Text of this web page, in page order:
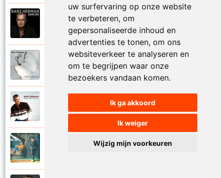
uw surfervaring op onze website
te verbeteren, om
gepersonaliseerde inhoud en
advertenties te tonen, om ons
websiteverkeer te analyseren en
om te begrijpen waar onze
bezoekers vandaan komen.
Ik ga akkoord
Ik weiger
Wijzig mijn voorkeuren
Bart Herman
Victoria
Bart Herman
Vlinder in de sneeuw
Vlinders passie stille tranen